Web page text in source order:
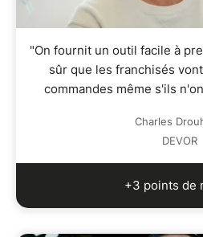
"On fournit un outil facile à
sûr que les franchisés
commandes même s'ils
Charles
DEVOR
+3 points de